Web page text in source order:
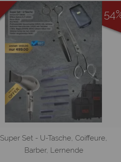
Super Set - U-Tasche, Coiffeure,
Barber, Lernende